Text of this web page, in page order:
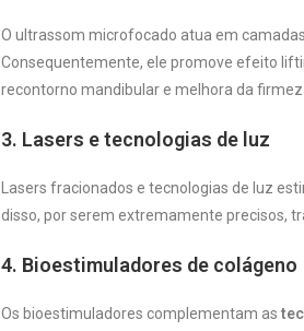
O ultrassom microfocado atua em
Consequentemente, ele promove efeito
recontorno mandibular e melhora da
3. Lasers e tecnologias de luz
Lasers fracionados e tecnologias de luz
disso, por serem extremamente precisos,
4. Bioestimuladores de colágeno
Os bioestimuladores complementam as